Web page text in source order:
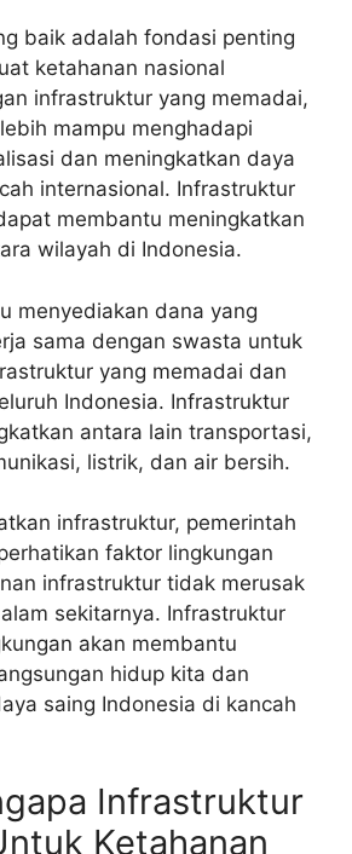
baik adalah fondasi penting
ketahanan nasional
infrastruktur yang memadai,
mampu menghadapi
dan meningkatkan daya
internasional. Infrastruktur
membantu meningkatkan
wilayah di Indonesia.
menyediakan dana yang
sama dengan swasta untuk
yang memadai dan
Indonesia. Infrastruktur
antara lain transportasi,
listrik, dan air bersih.
infrastruktur, pemerintah
faktor lingkungan
infrastruktur tidak merusak
sekitarnya. Infrastruktur
akan membantu
hidup kita dan
saing Indonesia di kancah
Infrastruktur
Ketahanan